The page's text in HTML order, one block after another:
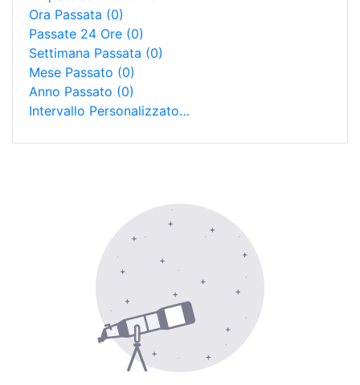
Ora Passata (0)
Passate 24 Ore (0)
Settimana Passata (0)
Mese Passato (0)
Anno Passato (0)
Intervallo Personalizzato…